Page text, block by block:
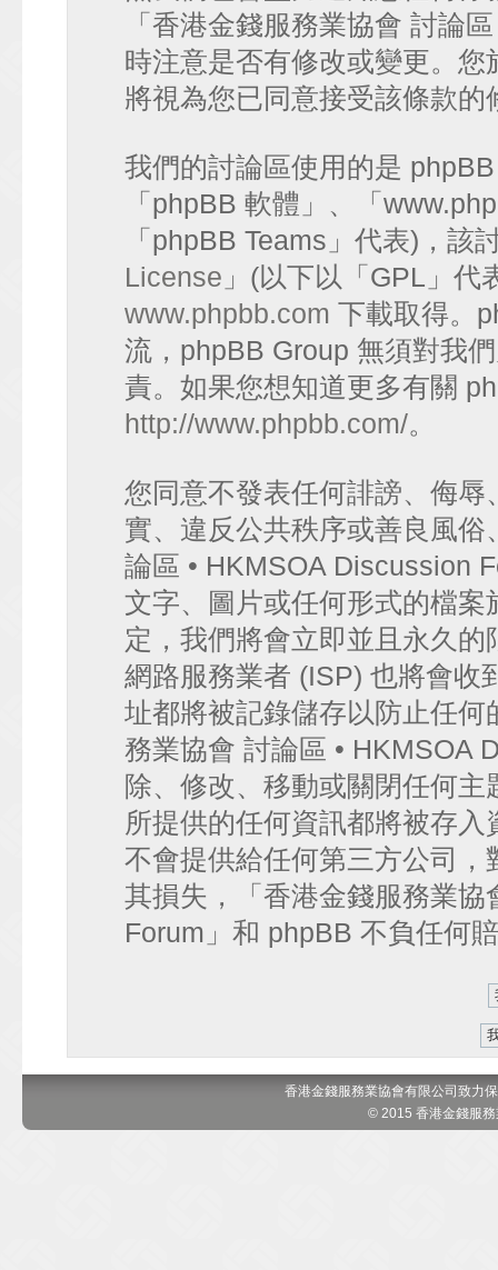
「香港金錢服務業協會 討論
時注意是否有修改或變更。
將視為您已同意接受該條款的
我們的討論區使用的是
「phpBB 軟體」、「
「phpBB Teams」代表)，該
License 」(以下以「GPL」代
www.phpbb.com 下載取得。
流，phpBB Group 無須對我
責。如果您想知道更多有關
http://www.phpbb.com/。
您同意不發表任何誹謗、侮
實、違反公共秩序或善良風
論區 • HKMSOA Discussion
文字、圖片或任何形式的檔
定，我們將會立即並且永久
網路服務業者 (ISP) 也將會收
址都將被記錄儲存以防止任
務業協會 討論區 • HKMSOA
除、修改、移動或關閉任何
所提供的任何資訊都將被存
不會提供給任何第三方公司
其損失，「香港金錢服務業
Forum」和 phpBB 不負任何
香港金錢服務業協會有限公司致力
© 2015 香港金錢服